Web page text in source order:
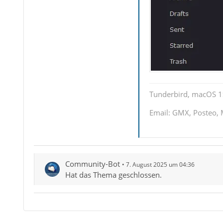
Tunderbird, macOS
Email: GMX, Posteo,
Community-Bot 7. August 2025 um 04:36
Hat das Thema geschlossen.